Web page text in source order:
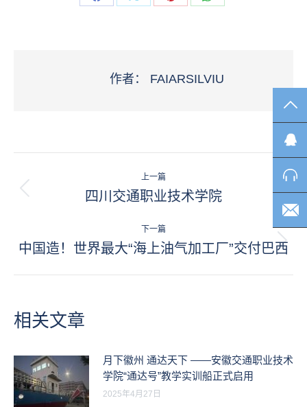
分
分
分
分
作者： FAIARSILVIU
章
航
上一篇
历
的
文
章：
四川交通职业技术学院
下一篇
未
的
中国造！世界最大“海上油气加工厂”交付巴西
相关文章
月下徽州 通达天下 ——安徽交通职业技术
学院“通达号”教学实训船正式启用
2025年4月27日